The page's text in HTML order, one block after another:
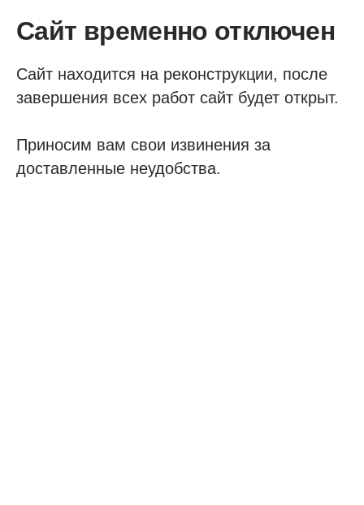
Сайт временно отключен
Сайт находится на реконструкции, после
завершения всех работ сайт будет открыт.
Приносим вам свои извинения за
доставленные неудобства.